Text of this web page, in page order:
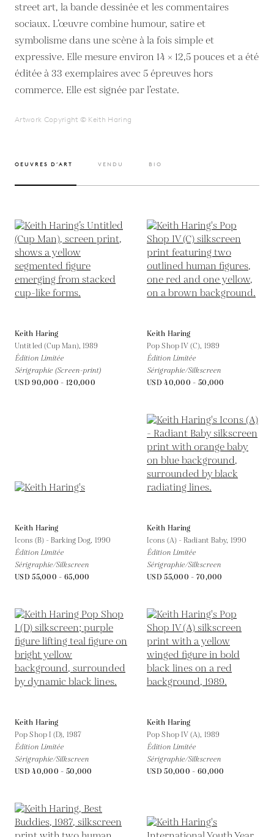
street art, la bande dessinée et les commentaires
sociaux. L’œuvre combine humour, satire et
symbolisme dans une scène à la fois simple et
expressive. Elle mesure environ 14 × 12,5 pouces et a été
éditée à 33 exemplaires avec 5 épreuves hors
commerce. Elle est signée par l’estate.
Artwork Copyright © Keith Haring
OEUVRES D’ART VENDU BIO
Keith Haring
Untitled (Cup Man), 1989
Édition Limitée
Sérigraphie (Screen-print)
USD 90,000 - 120,000
Keith Haring
Pop Shop IV (C), 1989
Édition Limitée
Sérigraphie/Silkscreen
USD 40,000 - 50,000
Keith Haring
Icons (B) - Barking Dog, 1990
Édition Limitée
Sérigraphie/Silkscreen
USD 55,000 - 65,000
Keith Haring
Icons (A) - Radiant Baby, 1990
Édition Limitée
Sérigraphie/Silkscreen
USD 55,000 - 70,000
Keith Haring
Pop Shop I (D), 1987
Édition Limitée
Sérigraphie/Silkscreen
USD 40,000 - 50,000
Keith Haring
Pop Shop IV (A), 1989
Édition Limitée
Sérigraphie/Silkscreen
USD 50,000 - 60,000